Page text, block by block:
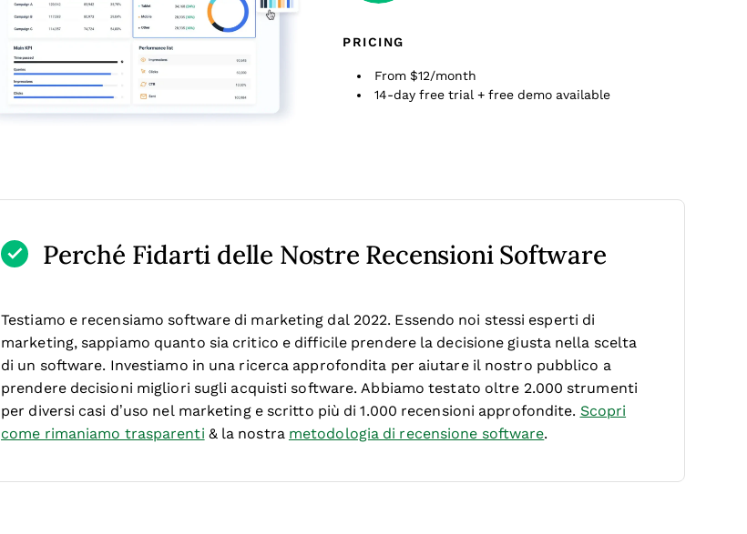
PRICING
From $12/month
14-day free trial + free demo available
Perché Fidarti delle Nostre Recensioni Software
Testiamo e recensiamo software di marketing dal 2022. Essendo noi stessi esperti di
marketing, sappiamo quanto sia critico e difficile prendere la decisione giusta nella scelta
di un software. Investiamo in una ricerca approfondita per aiutare il nostro pubblico a
prendere decisioni migliori sugli acquisti software. Abbiamo testato oltre 2.000 strumenti
per diversi casi d’uso nel marketing e scritto più di 1.000 recensioni approfondite. Scopri
come rimaniamo trasparenti & la nostra metodologia di recensione software.